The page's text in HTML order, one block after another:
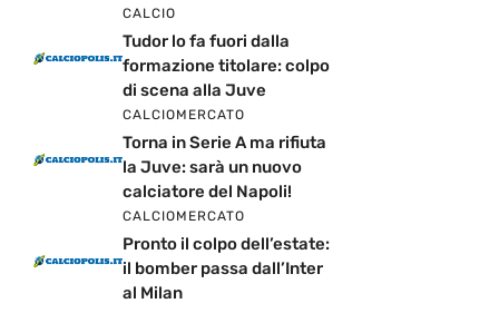
CALCIO
Tudor lo fa fuori dalla
formazione titolare: colpo
di scena alla Juve
CALCIOMERCATO
Torna in Serie A ma rifiuta
la Juve: sarà un nuovo
calciatore del Napoli!
CALCIOMERCATO
Pronto il colpo dell’estate:
il bomber passa dall’Inter
al Milan